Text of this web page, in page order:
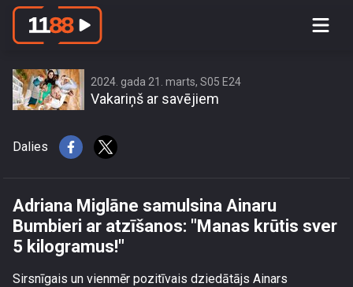
Adriana Miglāne samulsina Ainaru
2024. gada 21. marts, S05 E24
Vakariņš ar savējiem
Dalies
Adriana Miglāne samulsina Ainaru
Bumbieri ar atzīšanos: "Manas krūtis sver
5 kilogramus!"
Sirsnīgais un vienmēr pozitīvais dziedātājs Ainars